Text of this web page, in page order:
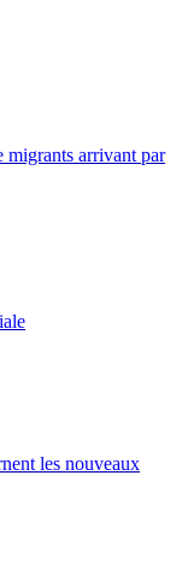
migrants arrivant par
les nouveaux